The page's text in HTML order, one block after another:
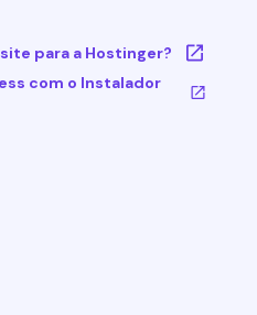
para a Hostinger?
com o Instalador